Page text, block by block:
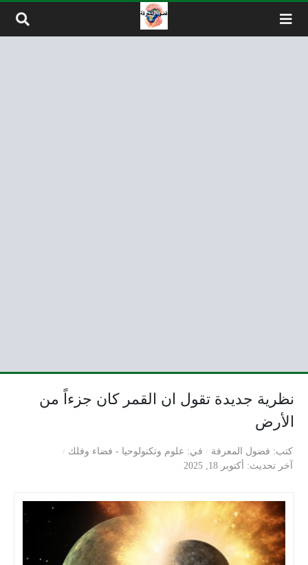
نظرية جديدة تقول ان القمر كان جزءاً من
الأرض
كتب فضول المعرفة في علوم وتكنولوحيا - فضاء وفلك
آخر تحديث
أكتوبر 18, 2025